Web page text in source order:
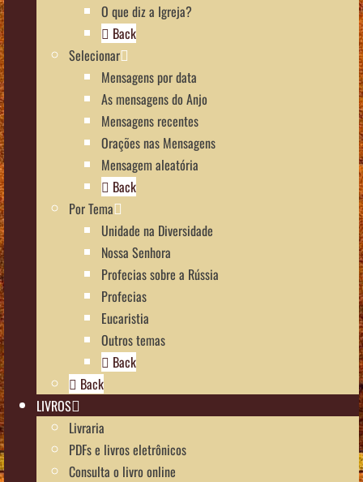
O que diz a Igreja?
Back
Selecionar
Mensagens por data
As mensagens do Anjo
Mensagens recentes
Orações nas Mensagens
Mensagem aleatória
Back
Por Tema
Unidade na Diversidade
Nossa Senhora
Profecias sobre a Rússia
Profecias
Eucaristia
Outros temas
Back
Back
LIVROS
Livraria
PDFs e livros eletrônicos
Consulta o livro online